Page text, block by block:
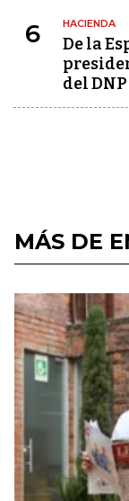
6 HACIENDA
De la
del DNP
MÁS DE